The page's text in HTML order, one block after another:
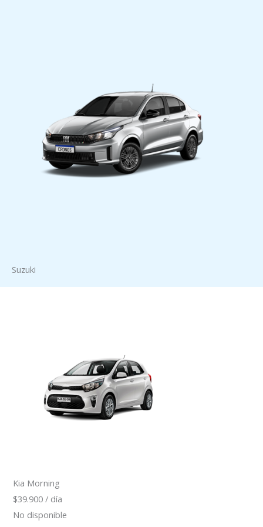
Suzuki
Kia Morning
$39.900 / día
No disponible